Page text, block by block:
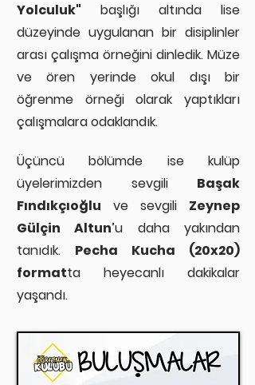
Yolculuk" başlığı altında lise
düzeyinde uygulanan bir disiplinler
arası çalışma örneğini dinledik. Müze
ve ören yerinde okul dışı bir
öğrenme örneği olarak yaptıkları
çalışmalara odaklandık.
Üçüncü bölümde ise kulüp
üyelerimizden sevgili Başak
Fındıkçıoğlu ve sevgili Zeynep
Gülçin Altun’u daha yakından
tanıdık. Pecha Kucha (20x20)
formatta heyecanlı dakikalar
yaşandı.